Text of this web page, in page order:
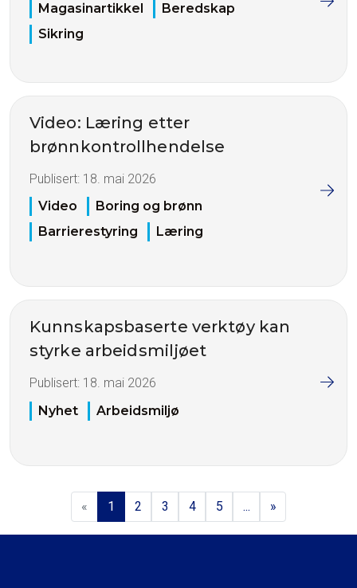
Magasinartikkel
Beredskap
Sikring
Video: Læring etter
brønnkontrollhendelse
Publisert: 18. mai 2026
Video
Boring og brønn
Barrierestyring
Læring
Kunnskapsbaserte verktøy kan
styrke arbeidsmiljøet
Publisert: 18. mai 2026
Nyhet
Arbeidsmiljø
« 1 2 3 4 5 ... »